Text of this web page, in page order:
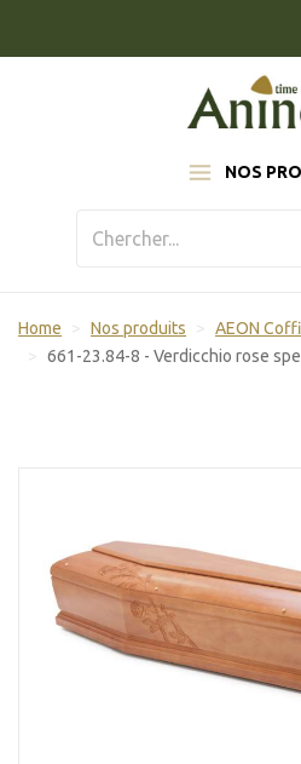
NOS
Home Nos produits AEON
661-23.84-8 - Verdicchio rose